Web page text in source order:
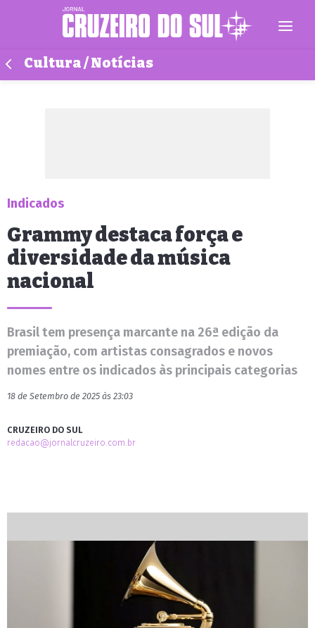
Cultura / Notícias
Indicados
Grammy destaca força e
diversidade da música
nacional
Brasil tem presença marcante na 26ª edição da
premiação, com artistas consagrados e novos
nomes entre os indicados às principais categorias
18 de Setembro de 2025 às 23:03
CRUZEIRO DO SUL
redacao@jornalcruzeiro.com.br